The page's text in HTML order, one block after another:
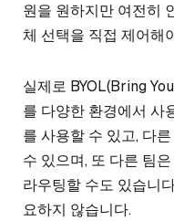
원을 원하지만 여전히
체 선택을 직접 제어해
실제로 BYOL(Bring
를 다양한 환경에서 사
를 사용할 수 있고, 다
수 있으며, 또 다른 팀
라우팅할 수도 있습니
요하지 않습니다.